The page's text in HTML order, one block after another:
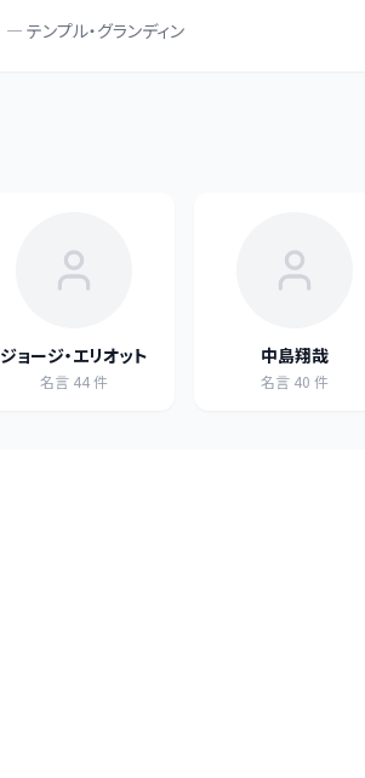
—テンプル・グランディン
ジョージ・エリオット
名言 44件
中島翔哉
名言 40 件